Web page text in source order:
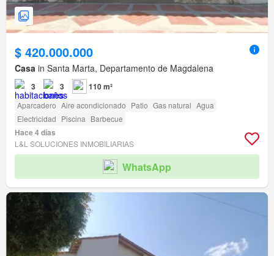
$ 420.000.000
Casa in Santa Marta, Departamento de Magdalena
3 3 110 m²
Aparcadero Aire acondicionado Patio Gas natural Agua
Electricidad Piscina Barbecue
Hace 4 días
L&L SOLUCIONES INMOBILIARIAS
WhatsApp